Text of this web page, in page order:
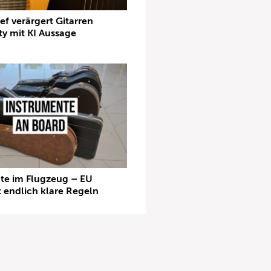
verärgert Gitarren
mit KI Aussage
im Flugzeug – EU
endlich klare Regeln